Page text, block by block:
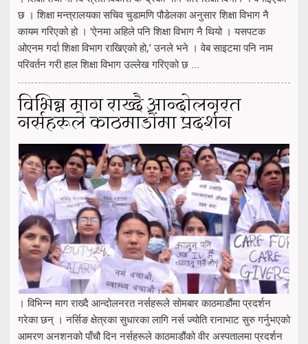
छ । शिक्षा मन्त्रालयका सचिव चुडामणि पौडेलका अनुसार शिक्षा विभाग नै
कायम गरिएको हो । ‘ऐनमा अहिले पनि शिक्षा विभाग नै थियो । यसपटक
ओएनम गर्दा शिक्षा विभाग राखिएको हो,’ उनले भने । वेब साइटमा पनि नाम
परिवर्तन गरी हाल शिक्षा विभाग उल्लेख गरिएको छ ...
विभिन्न माग राख्दै आन्दोलनरत
नर्सहरूले काठमाडौंमा प्रदर्शन
। विभिन्न माग राख्दै आन्दोलनरत नर्सहरूले सोमबार काठमाडौंमा प्रदर्शन
गरेका छन् । नर्सिङ क्षेत्रका सुधारका लागि नर्स ज्योति रानाभाट सुरु गर्नुभएको
आमरण अनशनको पाँचौ दिन नर्सहरूले काठमाडौंको वीर अस्पतालमा प्रदर्शन